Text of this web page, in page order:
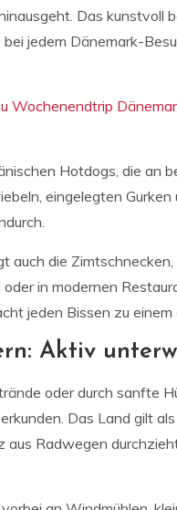
Das kunstvoll
jedem Dänemark-
Wochenendtrip
Hotdogs, die an
eingelegten Gurken
auch die Zimtschnecken,
in modernen
jeden Bissen zu einem
Aktiv
oder durch sanfte
Das Land gilt
Radwegen